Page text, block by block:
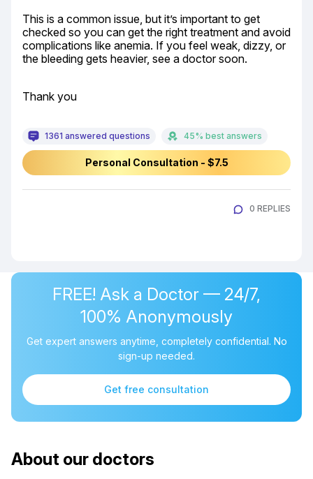
This is a common issue, but it’s important to get
checked so you can get the right treatment and avoid
complications like anemia. If you feel weak, dizzy, or
the bleeding gets heavier, see a doctor soon.
Thank you
1361 answered questions 45% best answers
Personal Consultation - $7.5
0 REPLIES
FREE! Ask a Doctor — 24/7,
100% Anonymously
Get expert answers anytime, completely confidential. No
sign-up needed.
Get free consultation
About our doctors